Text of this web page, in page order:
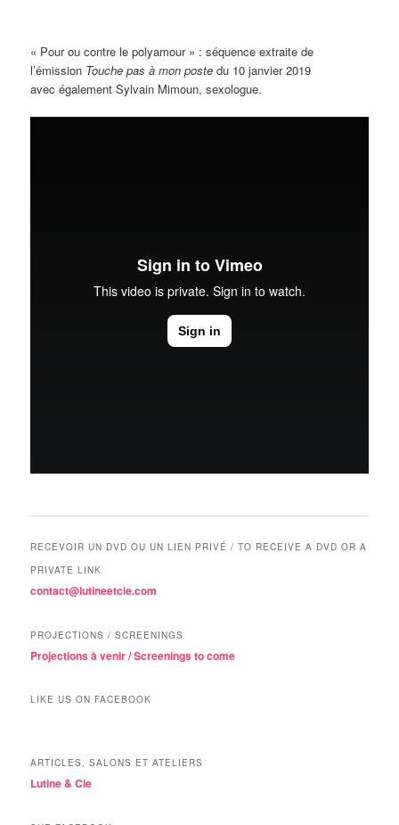
« Pour ou contre le polyamour » : séquence extraite de
l’émission Touche pas à mon poste du 10 janvier 2019
avec également Sylvain Mimoun, sexologue.
RECEVOIR UN DVD OU UN LIEN PRIVÉ / TO RECEIVE A DVD OR A
PRIVATE LINK
contact@lutineetcie.com
PROJECTIONS / SCREENINGS
Projections à venir / Screenings to come
LIKE US ON FACEBOOK
ARTICLES, SALONS ET ATELIERS
Lutine & Cie